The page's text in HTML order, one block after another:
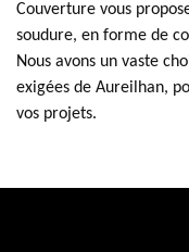
Couverture vous
soudure, en forme de
Nous avons un vaste
exigées de Aureilhan,
vos projets.